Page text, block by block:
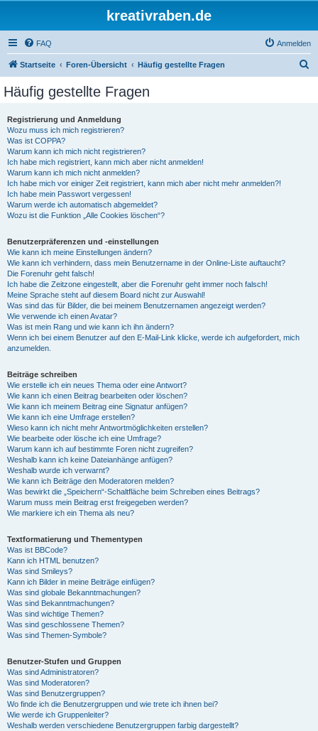
kreativraben.de
FAQ Anmelden
Startseite Foren-Übersicht Häufig gestellte Fragen
Häufig gestellte Fragen
Registrierung und Anmeldung
Wozu muss ich mich registrieren?
Was ist COPPA?
Warum kann ich mich nicht registrieren?
Ich habe mich registriert, kann mich aber nicht anmelden!
Warum kann ich mich nicht anmelden?
Ich habe mich vor einiger Zeit registriert, kann mich aber nicht mehr anmelden?!
Ich habe mein Passwort vergessen!
Warum werde ich automatisch abgemeldet?
Wozu ist die Funktion „Alle Cookies löschen“?
Benutzerpräferenzen und -einstellungen
Wie kann ich meine Einstellungen ändern?
Wie kann ich verhindern, dass mein Benutzername in der Online-Liste auftaucht?
Die Forenuhr geht falsch!
Ich habe die Zeitzone eingestellt, aber die Forenuhr geht immer noch falsch!
Meine Sprache steht auf diesem Board nicht zur Auswahl!
Was sind das für Bilder, die bei meinem Benutzernamen angezeigt werden?
Wie verwende ich einen Avatar?
Was ist mein Rang und wie kann ich ihn ändern?
Wenn ich bei einem Benutzer auf den E-Mail-Link klicke, werde ich aufgefordert, mich
anzumelden.
Beiträge schreiben
Wie erstelle ich ein neues Thema oder eine Antwort?
Wie kann ich einen Beitrag bearbeiten oder löschen?
Wie kann ich meinem Beitrag eine Signatur anfügen?
Wie kann ich eine Umfrage erstellen?
Wieso kann ich nicht mehr Antwortmöglichkeiten erstellen?
Wie bearbeite oder lösche ich eine Umfrage?
Warum kann ich auf bestimmte Foren nicht zugreifen?
Weshalb kann ich keine Dateianhänge anfügen?
Weshalb wurde ich verwarnt?
Wie kann ich Beiträge den Moderatoren melden?
Was bewirkt die „Speichern“-Schaltfläche beim Schreiben eines Beitrags?
Warum muss mein Beitrag erst freigegeben werden?
Wie markiere ich ein Thema als neu?
Textformatierung und Thementypen
Was ist BBCode?
Kann ich HTML benutzen?
Was sind Smileys?
Kann ich Bilder in meine Beiträge einfügen?
Was sind globale Bekanntmachungen?
Was sind Bekanntmachungen?
Was sind wichtige Themen?
Was sind geschlossene Themen?
Was sind Themen-Symbole?
Benutzer-Stufen und Gruppen
Was sind Administratoren?
Was sind Moderatoren?
Was sind Benutzergruppen?
Wo finde ich die Benutzergruppen und wie trete ich ihnen bei?
Wie werde ich Gruppenleiter?
Weshalb werden verschiedene Benutzergruppen farbig dargestellt?